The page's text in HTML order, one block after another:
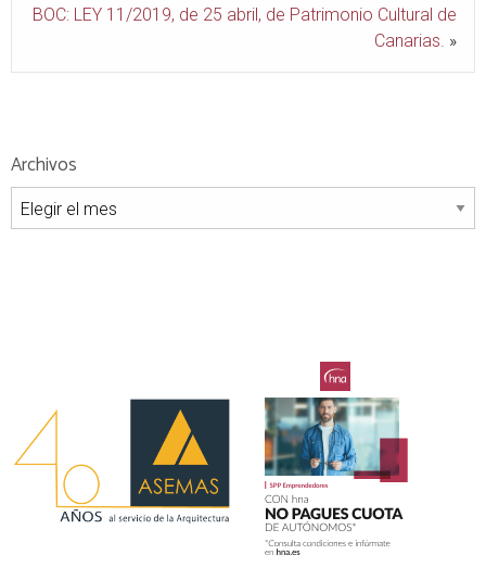
BOC: LEY 11/2019, de 25 abril, de Patrimonio Cultural de
Canarias. »
Archivos
Archivos